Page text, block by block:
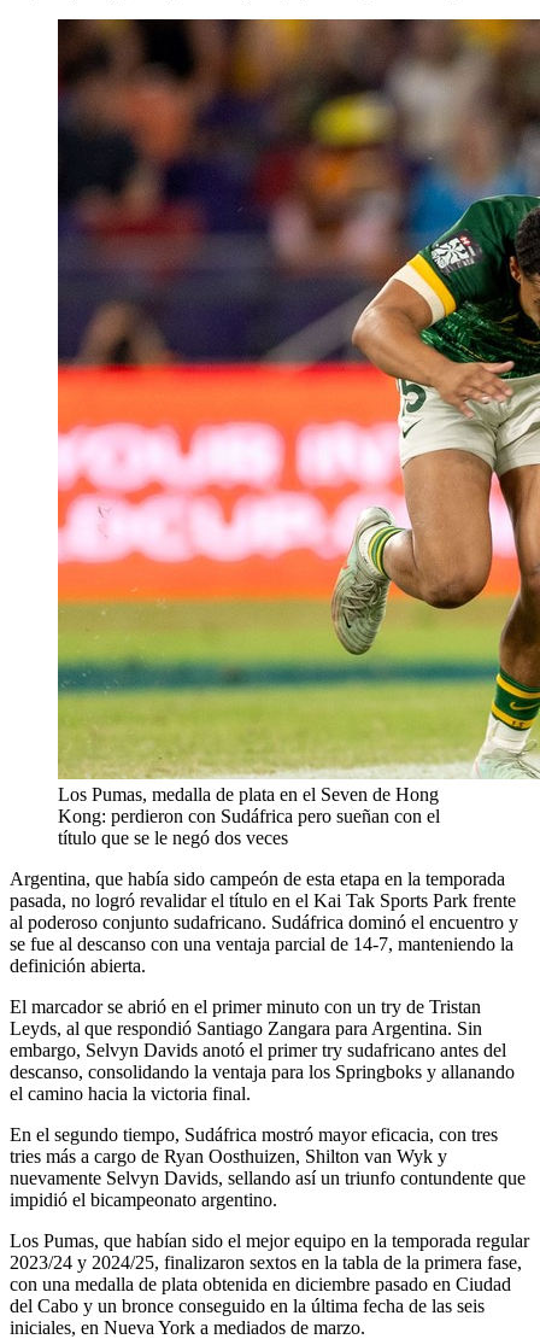
Los Pumas, medalla de plata en el Seven de Hong
Kong: perdieron con Sudáfrica pero sueñan con el
título que se le negó dos veces
Argentina, que había sido campeón de esta etapa en la temporada
pasada, no logró revalidar el título en el Kai Tak Sports Park frente
al poderoso conjunto sudafricano. Sudáfrica dominó el encuentro y
se fue al descanso con una ventaja parcial de 14-7, manteniendo la
definición abierta.
El marcador se abrió en el primer minuto con un try de Tristan
Leyds, al que respondió Santiago Zangara para Argentina. Sin
embargo, Selvyn Davids anotó el primer try sudafricano antes del
descanso, consolidando la ventaja para los Springboks y allanando
el camino hacia la victoria final.
En el segundo tiempo, Sudáfrica mostró mayor eficacia, con tres
tries más a cargo de Ryan Oosthuizen, Shilton van Wyk y
nuevamente Selvyn Davids, sellando así un triunfo contundente que
impidió el bicampeonato argentino.
Los Pumas, que habían sido el mejor equipo en la temporada regular
2023/24 y 2024/25, finalizaron sextos en la tabla de la primera fase,
con una medalla de plata obtenida en diciembre pasado en Ciudad
del Cabo y un bronce conseguido en la última fecha de las seis
iniciales, en Nueva York a mediados de marzo.